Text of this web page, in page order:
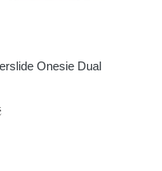
Onesie Dual